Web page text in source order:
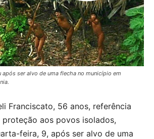
após ser alvo de uma flecha no município em
Franciscato, 56 anos, referência
aos povos isolados,
feira, 9, após ser alvo de uma